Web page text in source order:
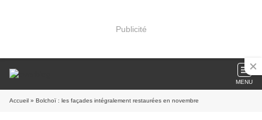
Publicité
MENU
Accueil » Bolchoï : les façades intégralement restaurées en novembre